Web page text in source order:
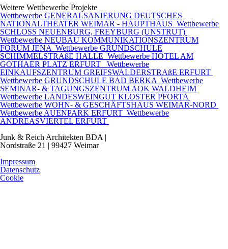
Weitere Wettbewerbe Projekte
Wettbewerbe GENERALSANIERUNG DEUTSCHES
NATIONALTHEATER WEIMAR - HAUPTHAUS Wettbewerbe
SCHLOSS NEUENBURG, FREYBURG (UNSTRUT)
Wettbewerbe NEUBAU KOMMUNIKATIONSZENTRUM
FORUM JENA Wettbewerbe GRUNDSCHULE
SCHIMMELSTRAßE HALLE Wettbewerbe HOTEL AM
GOTHAER PLATZ ERFURT
Wettbewerbe
EINKAUFSZENTRUM GREIFSWALDERSTRAßE ERFURT
Wettbewerbe GRUNDSCHULE BAD BERKA Wettbewerbe
SEMINAR- & TAGUNGSZENTRUM AOK WALDHEIM
Wettbewerbe LANDESWEINGUT KLOSTER PFORTA
Wettbewerbe WOHN- & GESCHÄFTSHAUS WEIMAR-NORD
Wettbewerbe AUENPARK ERFURT Wettbewerbe
ANDREASVIERTEL ERFURT
Junk & Reich Architekten BDA |
Nordstraße 21 | 99427 Weimar
Impressum
Datenschutz
Cookie